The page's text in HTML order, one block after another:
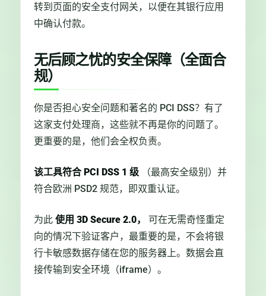
转到页面的安全支付网关，以便在其银行应用
中确认付款。
无后顾之忧的安全保障（全面合
规）
你是否担心安全问题和著名的 PCI DSS？有了
这家支付处理商，这些就不再是你的问题了。
更重要的是，他们会全权负责。
该工具符合 PCI DSS 1 级 （最高安全级别）并
符合欧洲 PSD2 规范，即双重认证。
为此 使用 3D Secure 2.0，
可在无需奇怪重定
向的情况下验证客户，最重要的是，不会将银
行卡敏感数据存储在您的服务器上。数据会直
接传输到安全环境（iframe）。